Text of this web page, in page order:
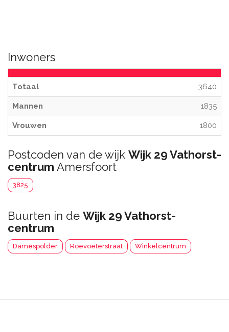
Inwoners
Totaal 3640
Mannen 1835
Vrouwen 1800
Postcoden van de wijk Wijk 29 Vathorst-
centrum Amersfoort
3825
Buurten in de Wijk 29 Vathorst-
centrum
Damespolder Roevoeterstraat Winkelcentrum